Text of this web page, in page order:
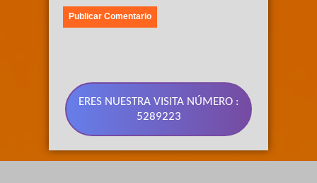
ERES NUESTRA VISITA NÚMERO :
5289223